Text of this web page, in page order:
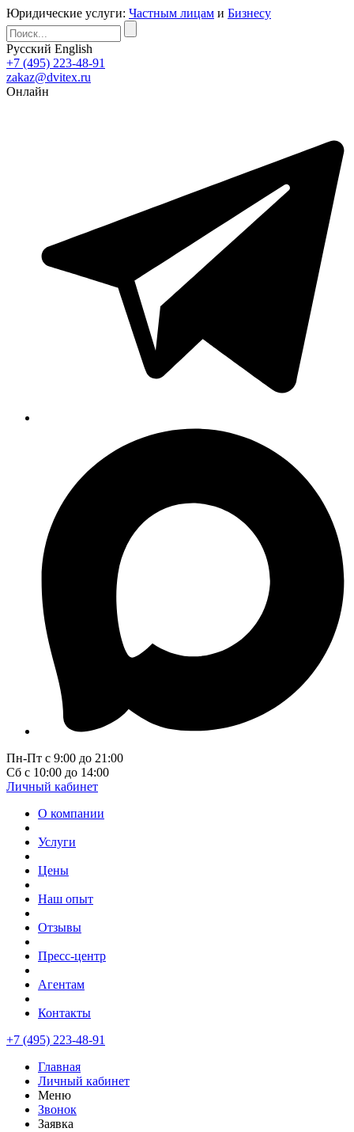
Юридические услуги: Частным лицам и Бизнесу
Русский English
+7 (495) 223-48-91
zakaz@dvitex.ru
Онлайн
Пн-Пт с 9:00 до 21:00
Сб с 10:00 до 14:00
Личный кабинет
О компании
Услуги
Цены
Наш опыт
Отзывы
Пресс-центр
Агентам
Контакты
+7 (495) 223-48-91
Главная
Личный кабинет
Меню
Звонок
Заявка